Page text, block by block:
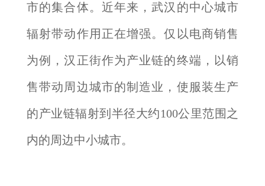
市的集合体。近年来，武汉的中心城市
辐射带动作用正在增强。仅以电商销售
为例，汉正街作为产业链的终端，以销
售带动周边城市的制造业，使服装生产
的产业链辐射到半径大约100公里范围之
内的周边中小城市。